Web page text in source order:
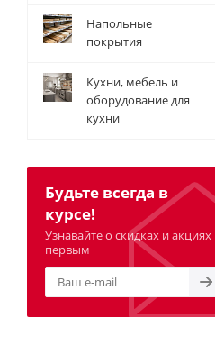
Напольные
покрытия
Кухни, мебель и
оборудование для
кухни
Будьте всегда в
курсе!
Узнавайте о скидках и акциях
первым